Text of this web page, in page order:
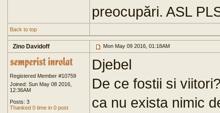
preocupări. ASL
Back to top
Zino Davidoff Mon May 09 2016, 01:18AM
Registered Member #10759
Joined: Sun May 08 2016,
12:36AM
Posts: 3
Thanked 0 time in 0 post
Djebel
De ce fostii si
ca nu exista nimic